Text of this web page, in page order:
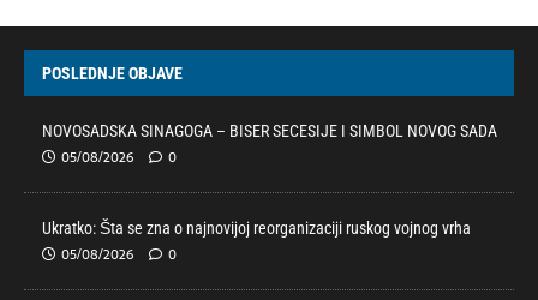
POSLEDNJE OBJAVE
NOVOSADSKA SINAGOGA – BISER SECESIJE I SIMBOL NOVOG SADA
05/08/2026 0
Ukratko: Šta se zna o najnovijoj reorganizaciji ruskog vojnog vrha
05/08/2026 0